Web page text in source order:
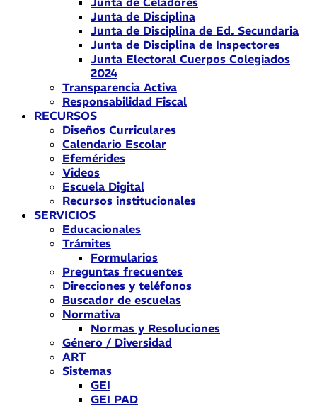
Junta de Disciplina
Junta de Disciplina de Ed. Secundaria
Junta de Disciplina de Inspectores
Junta Electoral Cuerpos Colegiados
2024
Transparencia Activa
Responsabilidad Fiscal
RECURSOS
Diseños Curriculares
Calendario Escolar
Efemérides
Videos
Escuela Digital
Recursos institucionales
SERVICIOS
Educacionales
Trámites
Formularios
Preguntas frecuentes
Direcciones y teléfonos
Buscador de escuelas
Normativa
Normas y Resoluciones
Género / Diversidad
ART
Sistemas
GEI
GEI PAD